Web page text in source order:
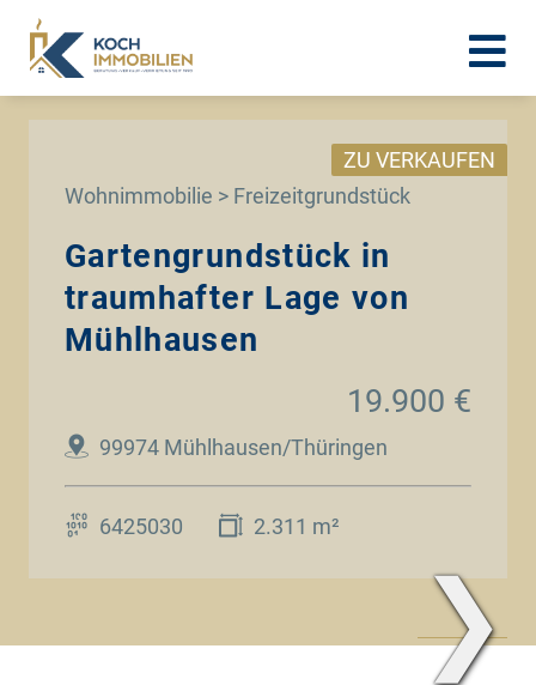
Wohnimmobilie > Freizeitgrundstück
ZU VERKAUFEN
Gartengrundstück in
traumhafter Lage von
Mühlhausen
99974 Mühlhausen/Thüringen
19.900 €
6425030 2.311 m²
❯